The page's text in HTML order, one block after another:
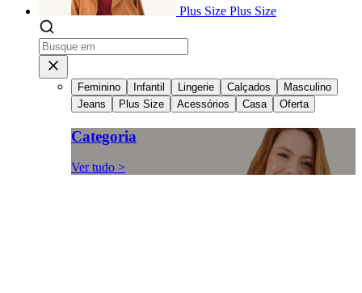
Plus Size Plus Size
Feminino Infantil Lingerie Calçados
Masculino
Jeans
Plus Size Acessórios Casa Oferta
Categoria
Ver tudo >